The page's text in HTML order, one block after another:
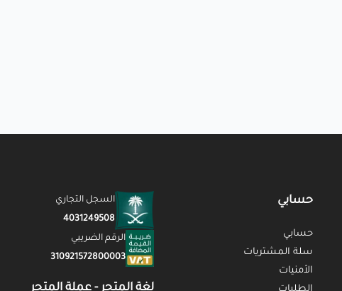
حسابي
حسابي
سلة المشتريات
الأمنيات
السجل التجاري
4031249508
الرقم الضريبي
310921572800003
لغة المتجر - عملة المتجر